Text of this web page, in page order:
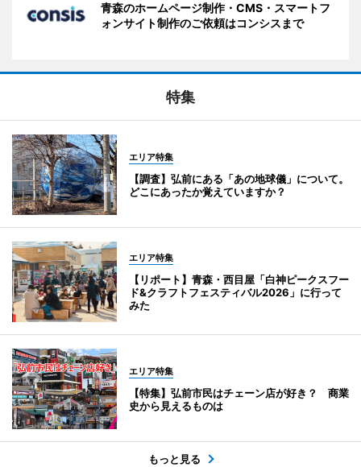
青森のホームページ制作・CMS・スマートフ
ォンサイト制作のご依頼はコンシスまで
特集
エリア特集
【調査】弘前にある「あの地球儀」について。
どこにあったか覚えていますか？
エリア特集
【リポート】青森・西目屋「白神ピークスフー
ド&クラフトフェスティバル2026」に行って
みた
エリア特集
【特集】弘前市民はチェーン店が好き？ 商業
史から見えるものは
もっと見る